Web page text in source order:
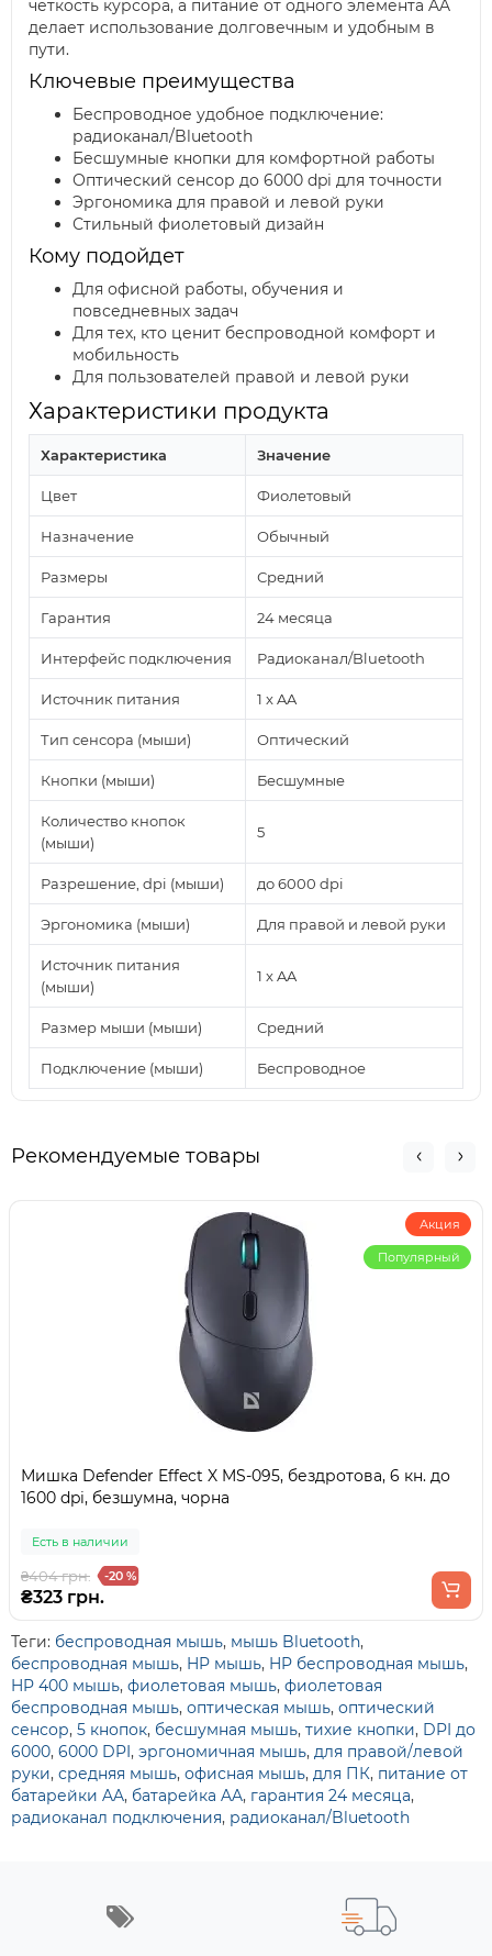
четкость курсора, а питание от одного элемента AA
делает использование долговечным и удобным в
пути.
Ключевые преимущества
Беспроводное удобное подключение:
радиоканал/Bluetooth
Бесшумные кнопки для комфортной работы
Оптический сенсор до 6000 dpi для точности
Эргономика для правой и левой руки
Стильный фиолетовый дизайн
Кому подойдет
Для офисной работы, обучения и
повседневных задач
Для тех, кто ценит беспроводной комфорт и
мобильность
Для пользователей правой и левой руки
Характеристики продукта
Характеристика Значение
Цвет Фиолетовый
Назначение Обычный
Размеры Средний
Гарантия 24 месяца
Интерфейс подключения Радиоканал/Bluetooth
Источник питания 1 x AA
Тип сенсора (мыши) Оптический
Кнопки (мыши) Бесшумные
Количество кнопок
(мыши)
5
Разрешение, dpi (мыши) до 6000 dpi
Эргономика (мыши) Для правой и левой руки
Источник питания
(мыши)
1 x AA
Размер мыши (мыши) Средний
Подключение (мыши) Беспроводное
Рекомендуемые товары
Акция
Популярный
Мишка Defender Effect X MS-095, бездротова, 6 кн. до
1600 dpi, безшумна, чорна
Есть в наличии
₴404 грн. -20 %
₴323 грн.
Теги: беспроводная мышь, мышь Bluetooth,
беспроводная мышь, HP мышь, HP беспроводная мышь,
HP 400 мышь, фиолетовая мышь, фиолетовая
беспроводная мышь, оптическая мышь, оптический
сенсор, 5 кнопок, бесшумная мышь, тихие кнопки, DPI до
6000, 6000 DPI, эргономичная мышь, для правой/левой
руки, средняя мышь, офисная мышь, для ПК, питание от
батарейки AA, батарейка AA, гарантия 24 месяца,
радиоканал подключения, радиоканал/Bluetooth